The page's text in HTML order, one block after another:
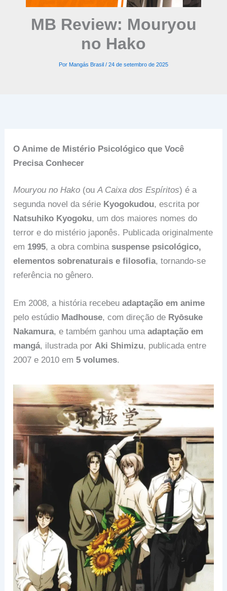
MB Review: Mouryou
no Hako
Por Mangás Brasil / 24 de setembro de 2025
O Anime de Mistério Psicológico que Você
Precisa Conhecer
Mouryou no Hako (ouA Caixa dos Espíritos) é a
segunda novel da série Kyogokudou, escrita por
Natsuhiko Kyogoku, um dos maiores nomes do
terror e do mistério japonês. Publicada originalmente
em 1995, a obra combinasuspense psicológico,
elementos sobrenaturais e filosofia, tornando-se
referência no gênero.
Em 2008, a história recebeuadaptação em anime
pelo estúdio Madhouse, com direção de Ryōsuke
Nakamura, e também ganhou umaadaptação em
mangá, ilustrada porAki Shimizu, publicada entre
2007 e 2010 em5 volumes.